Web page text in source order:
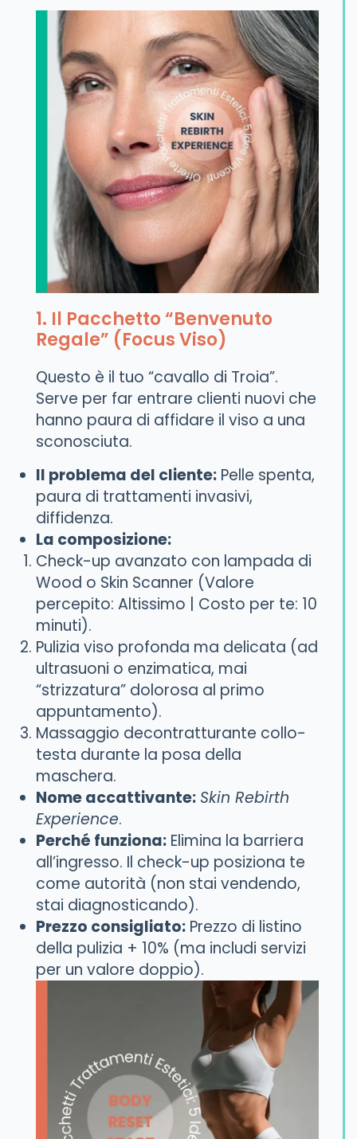
1. Il Pacchetto “Benvenuto
Regale” (Focus Viso)
Questo è il tuo “cavallo di Troia”.
Serve per far entrare clienti nuovi che
hanno paura di affidare il viso a una
sconosciuta.
Il problema del cliente: Pelle spenta,
paura di trattamenti invasivi,
diffidenza.
La composizione:
Check-up avanzato con lampada di
Wood o Skin Scanner (Valore
percepito: Altissimo | Costo per te: 10
minuti).
Pulizia viso profonda ma delicata (ad
ultrasuoni o enzimatica, mai
“strizzatura” dolorosa al primo
appuntamento).
Massaggio decontratturante collo-
testa durante la posa della
maschera.
Nome accattivante: Skin Rebirth
Experience.
Perché funziona: Elimina la barriera
all’ingresso. Il check-up posiziona te
come autorità (non stai vendendo,
stai diagnosticando).
Prezzo consigliato: Prezzo di listino
della pulizia + 10% (ma includi servizi
per un valore doppio).